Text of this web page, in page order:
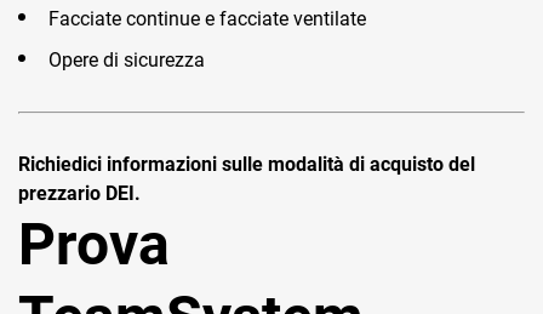
Facciate continue e facciate ventilate
Opere di sicurezza
Richiedici informazioni sulle modalità di acquisto del
prezzario DEI.
Prova